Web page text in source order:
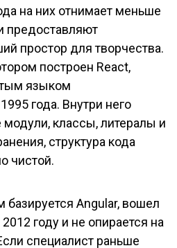
на них отнимает меньше
предоставляют
простор для творчества.
построен React,
языком
года. Внутри него
классы, литералы и
структура кода
чистой.
базируется Angular, вошел
году и не опирается на
специалист раньше